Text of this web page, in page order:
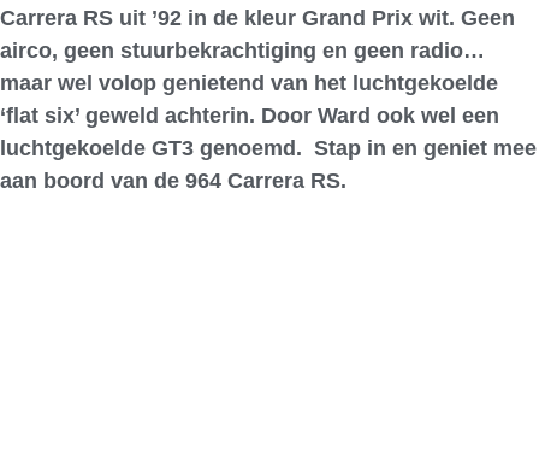
Carrera RS uit ’92 in de kleur Grand Prix wit. Geen
airco, geen stuurbekrachtiging en geen radio…
maar wel volop genietend van het luchtgekoelde
‘flat six’ geweld achterin. Door Ward ook wel een
luchtgekoelde GT3 genoemd. Stap in en geniet mee
aan boord van de 964 Carrera RS.